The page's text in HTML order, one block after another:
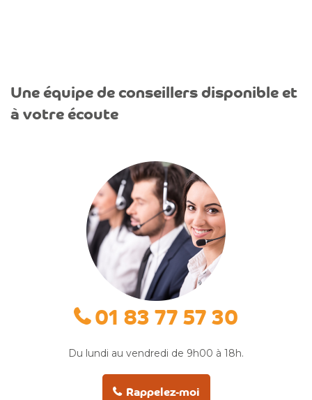
Une équipe de conseillers disponible et
à votre écoute
01 83 77 57 30
Du lundi au vendredi de 9h00 à 18h.
Rappelez-moi